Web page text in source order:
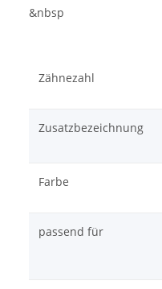
&nbsp
Zähnezahl
Zusatzbezeichnung
Farbe
passend für